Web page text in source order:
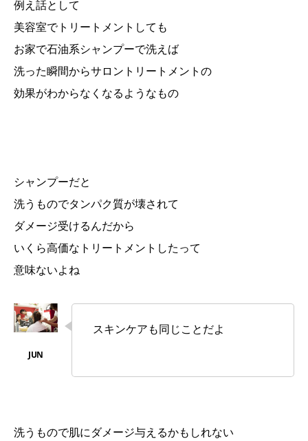
例え話として
美容室でトリートメントしても
お家で石油系シャンプーで洗えば
洗った瞬間からサロントリートメントの
効果がわからなくなるようなもの
シャンプーだと
洗うものでタンパク質が壊されて
ダメージ受けるんだから
いくら高価なトリートメントしたって
意味ないよね
スキンケアも同じことだよ
洗うもので肌にダメージ与えるかもしれない